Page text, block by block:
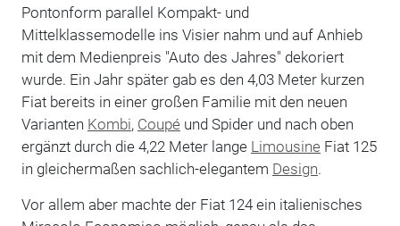
Pontonform parallel Kompakt- und
Mittelklassemodelle ins Visier nahm und auf Anhieb
mit dem Medienpreis "Auto des Jahres" dekoriert
wurde. Ein Jahr später gab es den 4,03 Meter kurzen
Fiat bereits in einer großen Familie mit den neuen
Varianten Kombi, Coupé und Spider und nach oben
ergänzt durch die 4,22 Meter lange Limousine Fiat 125
in gleichermaßen sachlich-elegantem Design.
Vor allem aber machte der Fiat 124 ein italienisches